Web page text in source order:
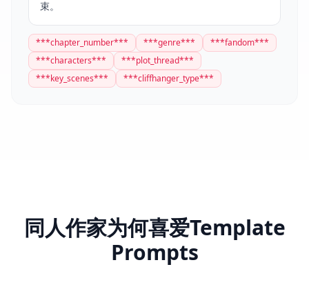
束。
***chapter_number*** ***genre*** ***fandom***
***characters*** ***plot_thread***
***key_scenes*** ***cliffhanger_type***
同人作家为何喜爱Template
Prompts